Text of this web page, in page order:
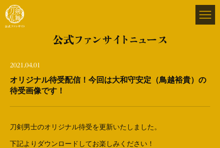
公式ファンサイトニュース
2021.04.01
オリジナル待受配信！今回は大和守安定（鳥越裕貴）の
待受画像です！
刀剣男士のオリジナル待受を更新いたしました。
下記よりダウンロードしてお楽しみください！